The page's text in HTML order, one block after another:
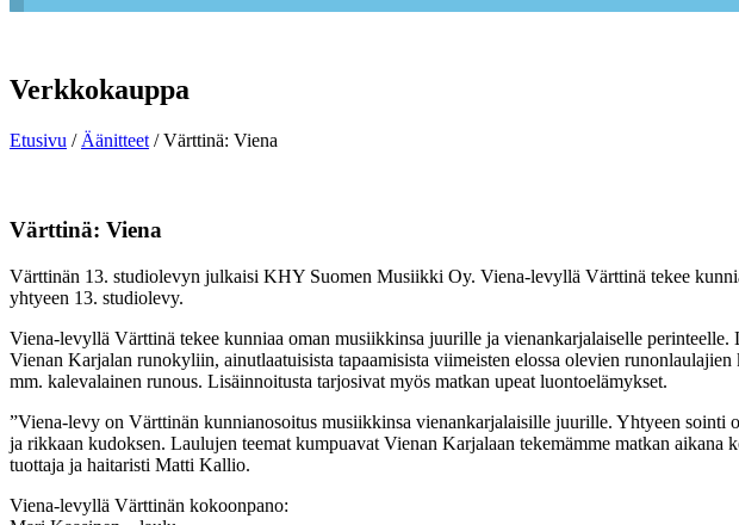
Verkkokauppa
Etusivu / Äänitteet / Värttinä: Viena
Värttinä: Viena
Värttinän 13. studiolevyn julkaisi KHY Suomen Musiikki Oy. Viena-levyllä Värttinä tekee
yhtyeen 13. studiolevy.
Viena-levyllä Värttinä tekee kunniaa oman musiikkinsa juurille ja vienankarjalaiselle perinteelle.
Vienan Karjalan runokyliin, ainutlaatuisista tapaamisista viimeisten elossa olevien
mm. kalevalainen runous. Lisäinnoitusta tarjosivat myös matkan upeat luontoelämykset.
”Viena-levy on Värttinän kunnianosoitus musiikkinsa vienankarjalaisille juurille. Yhtyeen
ja rikkaan kudoksen. Laulujen teemat kumpuavat Vienan Karjalaan tekemämme matkan
tuottaja ja haitaristi Matti Kallio.
Viena-levyllä Värttinän kokoonpano: